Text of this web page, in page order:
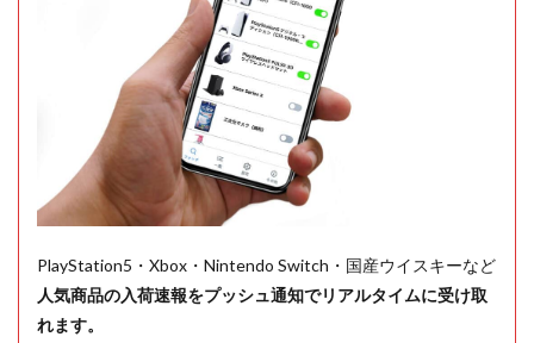
PlayStation5・Xbox・Nintendo Switch・国産ウイスキーなど
人気商品の入荷速報をプッシュ通知でリアルタイムに受け取
れます。